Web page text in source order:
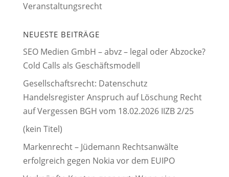
Veranstaltungsrecht
NEUESTE BEITRÄGE
SEO Medien GmbH – abvz – legal oder Abzocke?
Cold Calls als Geschäftsmodell
Gesellschaftsrecht: Datenschutz
Handelsregister Anspruch auf Löschung Recht
auf Vergessen BGH vom 18.02.2026 IIZB 2/25
(kein Titel)
Markenrecht – Jüdemann Rechtsanwälte
erfolgreich gegen Nokia vor dem EUIPO